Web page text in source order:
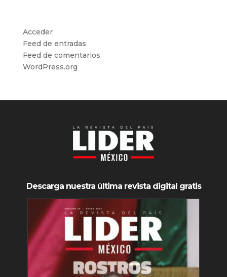
Acceder
Feed de entradas
Feed de comentarios
WordPress.org
Descarga nuestra última revista digital gratis